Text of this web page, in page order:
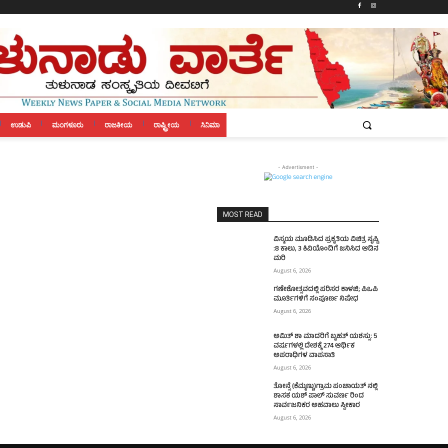
ಉಡುಪಿ ಮಂಗಳೂರು ರಾಜಕೀಯ ರಾಷ್ಟ್ರೀಯ ಸಿನಿಮಾ
- Advertisment -
MOST READ
ವಿಸ್ಮಯ ಮೂಡಿಸಿದ ಪ್ರಕೃತಿಯ ವಿಚಿತ್ರ ಸೃಷ್ಟಿ
:8 ಕಾಲು, 3 ಕಿವಿಯೊಂದಿಗೆ ಜನಿಸಿದ ಆಡಿನ
ಮರಿ
August 6, 2026
ಗಣೇಶೋತ್ಸವದಲ್ಲಿ ಪರಿಸರ ಕಾಳಜಿ; ಪಿಒಪಿ
ಮೂರ್ತಿಗಳಿಗೆ ಸಂಪೂರ್ಣ ನಿಷೇಧ
August 6, 2026
ಅಮಿತ್ ಶಾ ಮಾದರಿಗೆ ಬೃಹತ್ ಯಶಸ್ಸು: 5
ವರ್ಷಗಳಲ್ಲಿ ದೇಶಕ್ಕೆ 274 ಆರ್ಥಿಕ
ಅಪರಾಧಿಗಳ ವಾಪಸಾತಿ
August 6, 2026
ತೋನ್ಸೆ (ಕೆಮ್ಮಣ್ಣು)ಗ್ರಾಮ ಪಂಚಾಯತ್ ನಲ್ಲಿ
ಶಾಸಕ ಯಶ್ ಪಾಲ್ ಸುವರ್ಣ ರಿಂದ
ಸಾರ್ವಜನಿಕರ ಅಹವಾಲು ಸ್ವೀಕಾರ
August 6, 2026